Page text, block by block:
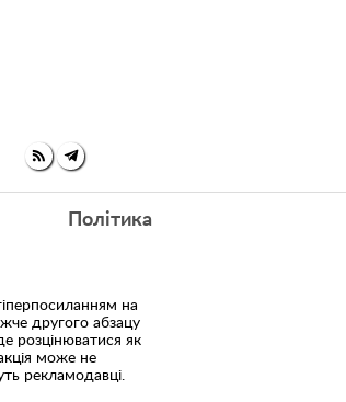
Політика
на
другого абзацу
розцінюватися як
може не
рекламодавці.